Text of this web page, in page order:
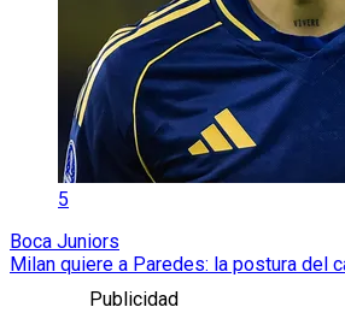
5
Boca Juniors
Milan quiere a Paredes: la postura del
Publicidad